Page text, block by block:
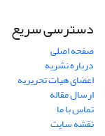
دسترسی سریع
صفحه اصلی
درباره نشریه
اعضای هیات تحریریه
ارسال مقاله
تماس با ما
نقشه سایت